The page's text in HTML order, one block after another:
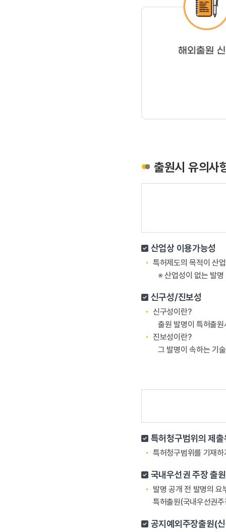
출원시 유의사
산업상 이용가능성
특허제도의 목적이 산
※ 산업성이 없는 발
신구성/진보성
신구성이란?
출원 발명이 특허출
진보성이란?
그 발명이 속하는 기
특허청구범위의 제
특허청구범위를 기재
국내우선권 주장 출
발명 공개 전 발명의
특허출원(국내우선권
공지예외주장출원(